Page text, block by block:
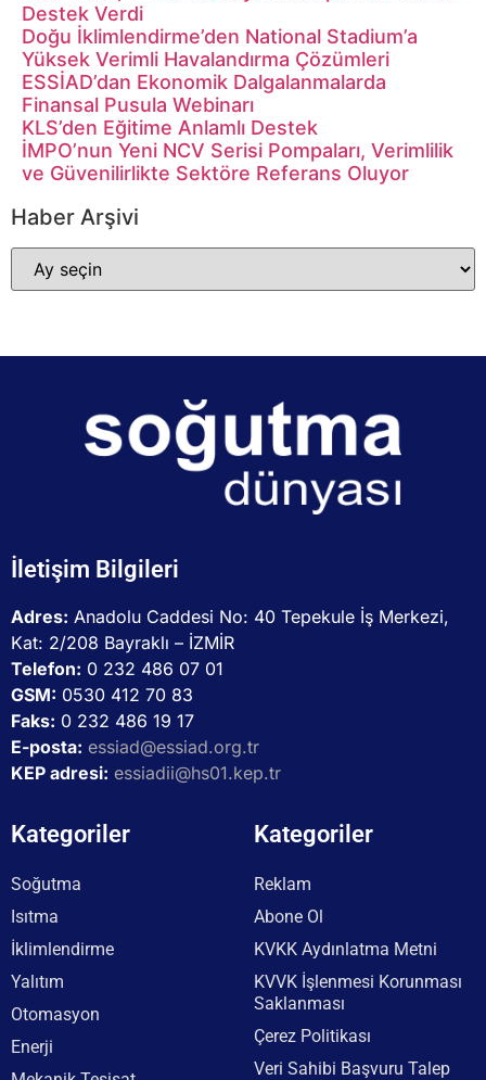
Destek Verdi
Doğu İklimlendirme’den National Stadium’a
Yüksek Verimli Havalandırma Çözümleri
ESSİAD’dan Ekonomik Dalgalanmalarda
Finansal Pusula Webinarı
KLS’den Eğitime Anlamlı Destek
İMPO’nun Yeni NCV Serisi Pompaları, Verimlilik
ve Güvenilirlikte Sektöre Referans Oluyor
Haber Arşivi
İletişim Bilgileri
Adres: Anadolu Caddesi No: 40 Tepekule İş Merkezi,
Kat: 2/208 Bayraklı – İZMİR
Telefon: 0 232 486 07 01
GSM: 0530 412 70 83
Faks: 0 232 486 19 17
E-posta: essiad@essiad.org.tr
KEP adresi: essiadii@hs01.kep.tr
Kategoriler
Soğutma
Isıtma
İklimlendirme
Yalıtım
Otomasyon
Enerji
Kategoriler
Reklam
Abone Ol
KVKK Aydınlatma Metni
KVVK İşlenmesi Korunması
Saklanması
Çerez Politikası
Veri Sahibi Başvuru Talep